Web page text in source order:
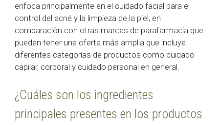
enfoca principalmente en el cuidado facial para el
control del acné y la limpieza de la piel, en
comparación con otras marcas de parafarmacia que
pueden tener una oferta más amplia que incluye
diferentes categorías de productos como cuidado
capilar, corporal y cuidado personal en general.
¿Cuáles son los ingredientes
principales presentes en los productos